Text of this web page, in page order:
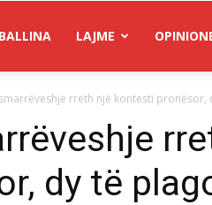
BALLINA LAJME
rreth një kontesti pronësor,
dy të